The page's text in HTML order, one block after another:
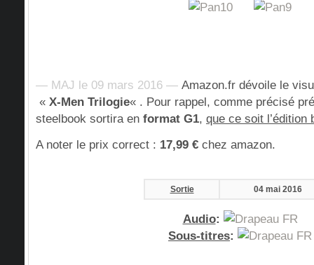
— MAJ le 09 mars 2016 — Amazon.fr dévoile le
« X-Men Trilogie« . Pour rappel, comme précisé
steelbook sortira en format G1, que ce soit l’édition
A noter le prix correct : 17,99 € chez amazon.
Sortie 04 mai 2016
Audio:
Sous-titres: